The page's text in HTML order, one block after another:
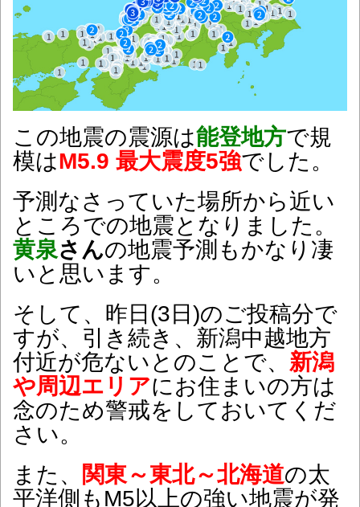
この地震の震源は能登地方で規
模はM5.9 最大震度5強でした。
予測なさっていた場所から近い
ところでの地震となりました。
黄泉さんの地震予測もかなり凄
いと思います。
そして、昨日(3日)のご投稿分で
すが、引き続き、新潟中越地方
付近が危ないとのことで、 新潟
や周辺エリアにお住まいの方は
念のため警戒をしておいてくだ
さい。
また、
関東～東北～北海道の太
平洋側もM5以上の強い地震が発